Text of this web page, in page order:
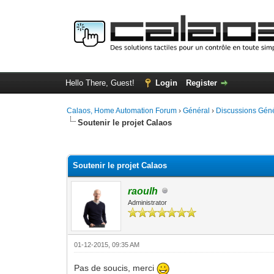
Hello There, Guest! Login Register
Calaos, Home Automation Forum ›Général › Discussions
Soutenir le projet Calaos
Soutenir le projet Calaos
raoulh
Administrator
01-12-2015, 09:35 AM
Pas de soucis, merci